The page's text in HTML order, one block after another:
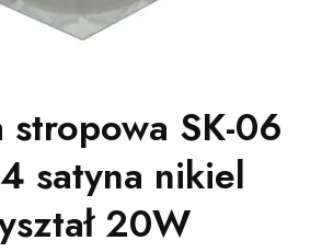
stropowa SK-06
satyna nikiel
20W